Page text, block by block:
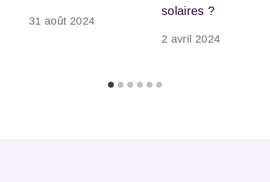
31 août 2024
solaires ?
2 avril 2024